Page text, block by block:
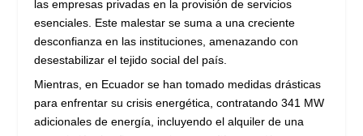
las empresas privadas en la provisión de servicios
esenciales. Este malestar se suma a una creciente
desconfianza en las instituciones, amenazando con
desestabilizar el tejido social del país.
Mientras, en Ecuador se han tomado medidas drásticas
para enfrentar su crisis energética, contratando 341 MW
adicionales de energía, incluyendo el alquiler de una